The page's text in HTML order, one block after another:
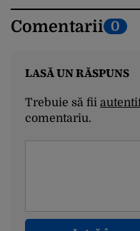
Comentarii 0
LASĂ UN RĂSPUNS
Trebuie să fii
comentariu.